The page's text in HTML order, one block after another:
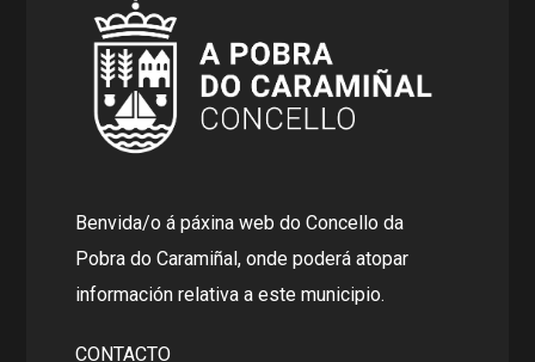
Benvida/o á páxina web do Concello da
Pobra do Caramiñal, onde poderá atopar
información relativa a este municipio.
CONTACTO